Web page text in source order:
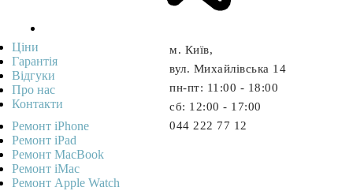
м. Київ,
вул. Михайлівська 14
пн-пт: 11:00 - 18:00
cб: 12:00 - 17:00
044 222 77 12
Ціни
Гарантія
Відгуки
Про нас
Контакти
Ремонт iPhone
Ремонт iPad
Ремонт MacBook
Ремонт iMac
Ремонт Apple Watch